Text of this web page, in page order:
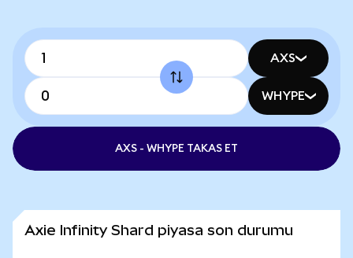
AXS
WHYPE
AXS - WHYPE TAKAS ET
Axie Infinity Shard piyasa son durumu